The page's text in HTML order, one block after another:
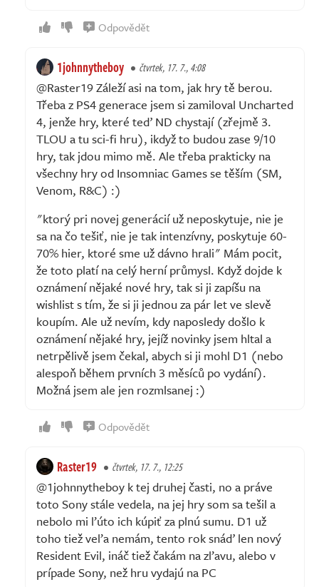
Odpovědět
1johnnytheboy čtvrtek, 17. 7., 4:08
@Raster19 Záleží asi na tom, jak hry tě berou.
Třeba z PS4 generace jsem si zamiloval Uncharted
4, jenže hry, které teď ND chystají (zřejmě 3.
TLOU a tu sci-fi hru), ikdyž to budou zase 9/10
hry, tak jdou mimo mě. Ale třeba prakticky na
všechny hry od Insomniac Games se těším (SM,
Venom, R&C) :)
"ktorý pri novej generácií už neposkytuje, nie je
sa na čo tešiť, nie je tak intenzívny, poskytuje 60-
70% hier, ktoré sme už dávno hrali" Mám pocit,
že toto platí na celý herní průmysl. Když dojde k
oznámení nějaké nové hry, tak si ji zapíšu na
wishlist s tím, že si ji jednou za pár let ve slevě
koupím. Ale už nevím, kdy naposledy došlo k
oznámení nějaké hry, jejíž novinky jsem hltal a
netrpělivě jsem čekal, abych si ji mohl D1 (nebo
alespoň během prvních 3 měsíců po vydání).
Možná jsem ale jen rozmlsanej :)
Odpovědět
Raster19 čtvrtek, 17. 7., 12:25
@1johnnytheboy k tej druhej časti, no a práve
toto Sony stále vedela, na jej hry som sa tešil a
nebolo mi ľúto ich kúpiť za plnú sumu. D1 už
toho tiež veľa nemám, tento rok snáď len nový
Resident Evil, ináč tiež čakám na zľavu, alebo v
prípade Sony, než hru vydajú na PC